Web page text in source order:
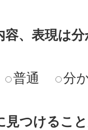
容、表現は
普通 分
見つけるこ